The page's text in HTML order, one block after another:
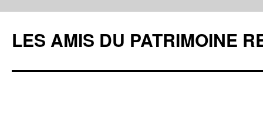
LES AMIS DU PATRIMOINE